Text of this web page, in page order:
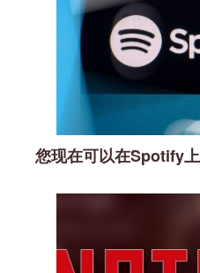
您现在可以在Spotify